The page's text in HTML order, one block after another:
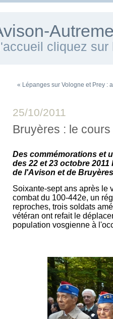
cliquez sur
« Lépanges sur Vologne et Prey :
25/10/2011
Bruyères : le
Des commémorations et
des 22 et 23 octobre
de l'Avison et de
Soixante-sept ans après le
combat du 100-442e, un
reproches, trois soldats
vétéran ont refait le
population vosgienne à